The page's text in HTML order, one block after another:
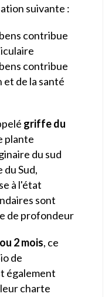
suivante :
contribue
contribue
et de la santé
griffe du
plante
du sud
Sud,
à l'état
sont
de profondeur
2 mois, ce
de
également
charte